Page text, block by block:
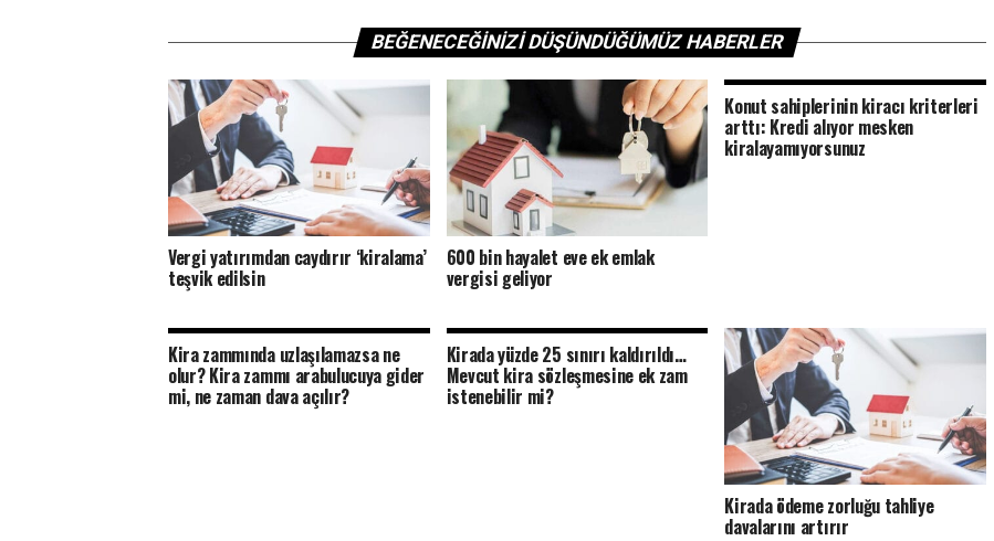
BEĞENECEĞINIZI DÜŞÜNDÜĞÜMÜZ HABERLER
Vergi yatırımdan caydırır ‘kiralama’
teşvik edilsin
600 bin hayalet eve ek emlak
vergisi geliyor
Konut sahiplerinin kiracı kriterleri
arttı: Kredi alıyor mesken
kiralayamıyorsunuz
Kira zammında uzlaşılamazsa ne
olur? Kira zammı arabulucuya gider
mi, ne zaman dava açılır?
Kirada yüzde 25 sınırı kaldırıldı…
Mevcut kira sözleşmesine ek zam
istenebilir mi?
Kirada ödeme zorluğu tahliye
davalarını artırır